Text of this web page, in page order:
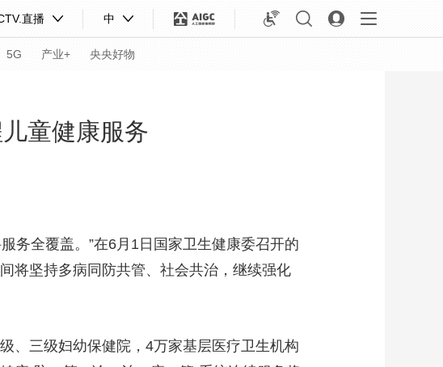
直播 中
5G 产业+ 央央好物
童健康服务
务全覆盖。”在6月1日国家卫生健康委召开的
将坚持多病同防共管、社会共治，继续强化
三级妇幼保健院，4万家基层医疗卫生机构